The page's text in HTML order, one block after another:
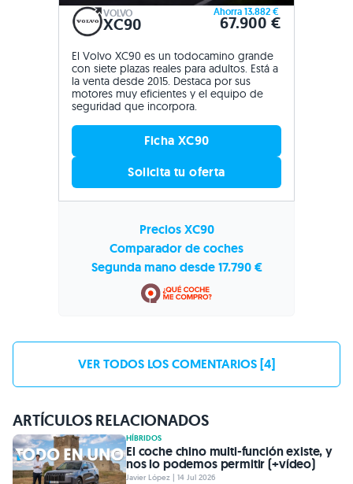
VOLVO
XC90
Ahorra 13.882 €
67.900 €
El Volvo XC90 es un todocamino grande
con siete plazas reales para adultos. Está a
la venta desde 2015. Destaca por sus
motores muy eficientes y el equipo de
seguridad que incorpora.
Ficha XC90
Solicita tu oferta
Precios XC90
Comparador de coches
Segunda mano desde 17.790 €
VER TODOS LOS COMENTARIOS [4]
ARTÍCULOS RELACIONADOS
HÍBRIDOS
El coche chino multi-función existe, y
nos lo podemos permitir (+vídeo)
Javier López | 14 Jul 2026